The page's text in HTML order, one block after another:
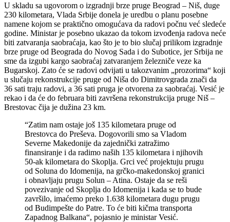
U skladu sa ugovorom o izgradnji brze pruge Beograd – Niš, duge
230 kilometara, Vlada Srbije donela je uredbu о planu posebne
namene kojom se praktično omogućava da radovi počnu već sledeće
godine. Ministar je posebno ukazao da tokom izvođenja radova neće
biti zatvaranja saobraćaja, kao što je to bio slučaj prilikom izgradnje
brze pruge od Beograda do Novog Sada i do Subotice, jer Srbija ne
sme da izgubi kargo saobraćaj zatvaranjem železniče veze ka
Bugarskoj. Zato će se radovi odvijati u takozvanim „prozorima“ koji
u slučaju rekonstrukcije pruge od Niša do Dimitrovgrada znači da
36 sati traju radovi, a 36 sati pruga je otvorena za saobraćaj. Vesić je
rekao i da će do februara biti završena rekonstrukcija pruge Niš –
Brestovac čija je dužina 23 km.
“Zatim nam ostaje još 135 kilometara pruge od
Brestovca do Preševa. Dogovorili smo sa Vladom
Severne Makedonije da zajednički zatražimo
finansiranje i da radimo naših 135 kilometara i njihovih
50-ak kilometara do Skoplja. Grci već projektuju prugu
od Soluna do Idomenija, na grčko-makedonskoj granici
i obnavljaju prugu Solun – Atina. Ostaje da se reši
povezivanje od Skoplja do Idomenija i kada se to bude
završilo, imaćemo preko 1.638 kilometara dugu prugu
od Budimpešte do Patre. To će biti kičma transporta
Zapadnog Balkana“, pojasnio je ministar Vesić.